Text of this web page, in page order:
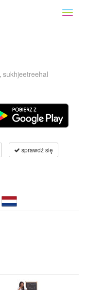
sukhjeetreehal
sprawdź się